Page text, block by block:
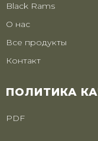
Black Rams
О нас
Все продукты
Контакт
ПОЛИТИКА
PDF